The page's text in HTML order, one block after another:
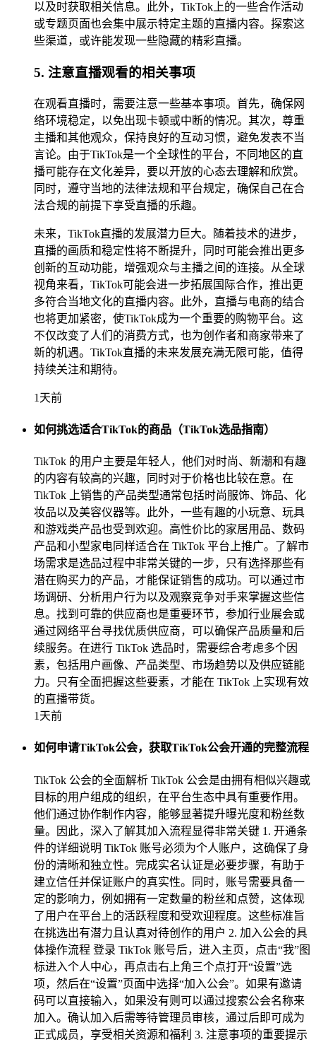
以及时获取相关信息。此外，TikTok上的一些合作活动
或专题页面也会集中展示特定主题的直播内容。探索这
些渠道，或许能发现一些隐藏的精彩直播。
5. 注意直播观看的相关事项
在观看直播时，需要注意一些基本事项。首先，确保网
络环境稳定，以免出现卡顿或中断的情况。其次，尊重
主播和其他观众，保持良好的互动习惯，避免发表不当
言论。由于TikTok是一个全球性的平台，不同地区的直
播可能存在文化差异，要以开放的心态去理解和欣赏。
同时，遵守当地的法律法规和平台规定，确保自己在合
法合规的前提下享受直播的乐趣。
未来，TikTok直播的发展潜力巨大。随着技术的进步，
直播的画质和稳定性将不断提升，同时可能会推出更多
创新的互动功能，增强观众与主播之间的连接。从全球
视角来看，TikTok可能会进一步拓展国际合作，推出更
多符合当地文化的直播内容。此外，直播与电商的结合
也将更加紧密，使TikTok成为一个重要的购物平台。这
不仅改变了人们的消费方式，也为创作者和商家带来了
新的机遇。TikTok直播的未来发展充满无限可能，值得
持续关注和期待。
1天前
如何挑选适合TikTok的商品（TikTok选品指南）
TikTok 的用户主要是年轻人，他们对时尚、新潮和有趣
的内容有较高的兴趣，同时对于价格也比较在意。在
TikTok 上销售的产品类型通常包括时尚服饰、饰品、化
妆品以及美容仪器等。此外，一些有趣的小玩意、玩具
和游戏类产品也受到欢迎。高性价比的家居用品、数码
产品和小型家电同样适合在 TikTok 平台上推广。了解市
场需求是选品过程中非常关键的一步，只有选择那些有
潜在购买力的产品，才能保证销售的成功。可以通过市
场调研、分析用户行为以及观察竞争对手来掌握这些信
息。找到可靠的供应商也是重要环节，参加行业展会或
通过网络平台寻找优质供应商，可以确保产品质量和后
续服务。在进行 TikTok 选品时，需要综合考虑多个因
素，包括用户画像、产品类型、市场趋势以及供应链能
力。只有全面把握这些要素，才能在 TikTok 上实现有效
的直播带货。
1天前
如何申请TikTok公会，获取TikTok公会开通的完整流程
TikTok 公会的全面解析 TikTok 公会是由拥有相似兴趣或
目标的用户组成的组织，在平台生态中具有重要作用。
他们通过协作制作内容，能够显著提升曝光度和粉丝数
量。因此，深入了解其加入流程显得非常关键 1. 开通条
件的详细说明 TikTok 账号必须为个人账户，这确保了身
份的清晰和独立性。完成实名认证是必要步骤，有助于
建立信任并保证账户的真实性。同时，账号需要具备一
定的影响力，例如拥有一定数量的粉丝和点赞，这体现
了用户在平台上的活跃程度和受欢迎程度。这些标准旨
在挑选出有潜力且认真对待创作的用户 2. 加入公会的具
体操作流程 登录 TikTok 账号后，进入主页，点击“我”图
标进入个人中心，再点击右上角三个点打开“设置”选
项，然后在“设置”页面中选择“加入公会”。如果有邀请
码可以直接输入，如果没有则可以通过搜索公会名称来
加入。确认加入后需等待管理员审核，通过后即可成为
正式成员，享受相关资源和福利 3. 注意事项的重要提示